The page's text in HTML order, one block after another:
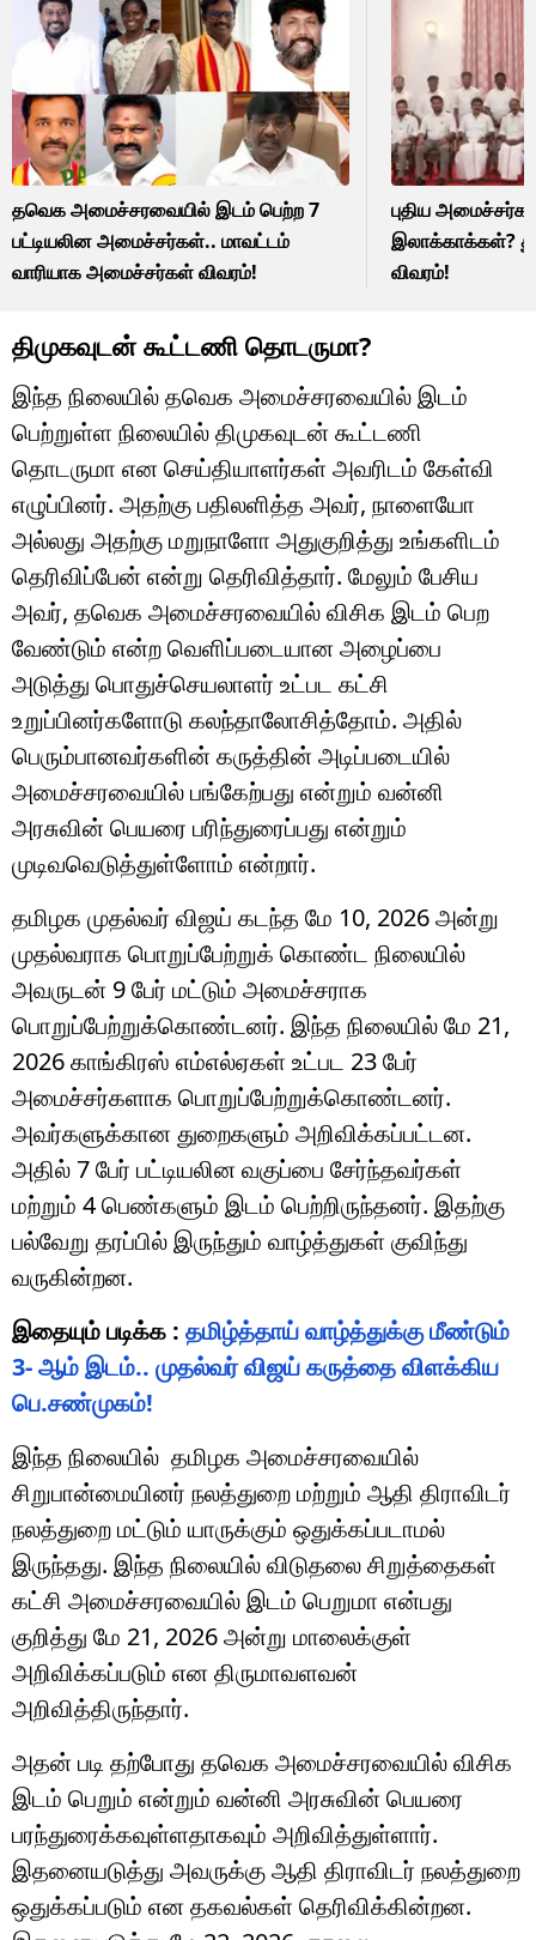
தவெக அமைச்சரவையில் இடம் பெற்ற 7
பட்டியலின அமைச்சர்கள்.. மாவட்டம்
வாரியாக அமைச்சர்கள் விவரம்!
புதிய
இலாக்காக்கள்?
விவரம்!
திமுகவுடன் கூட்டணி தொடருமா?
இந்த நிலையில் தவெக அமைச்சரவையில் இடம்
பெற்றுள்ள நிலையில் திமுகவுடன் கூட்டணி
தொடருமா என செய்தியாளர்கள் அவரிடம் கேள்வி
எழுப்பினர். அதற்கு பதிலளித்த அவர், நாளையோ
அல்லது அதற்கு மறுநாளோ அதுகுறித்து உங்களிடம்
தெரிவிப்பேன் என்று தெரிவித்தார். மேலும் பேசிய
அவர், தவெக அமைச்சரவையில் விசிக இடம் பெற
வேண்டும் என்ற வெளிப்படையான அழைப்பை
அடுத்து பொதுச்செயலாளர் உட்பட கட்சி
உறுப்பினர்களோடு கலந்தாலோசித்தோம். அதில்
பெரும்பானவர்களின் கருத்தின் அடிப்படையில்
அமைச்சரவையில் பங்கேற்பது என்றும் வன்னி
அரசுவின் பெயரை பரிந்துரைப்பது என்றும்
முடிவவெடுத்துள்ளோம் என்றார்.
தமிழக முதல்வர் விஜய் கடந்த மே 10, 2026 அன்று
முதல்வராக பொறுப்பேற்றுக் கொண்ட நிலையில்
அவருடன் 9 பேர் மட்டும் அமைச்சராக
பொறுப்பேற்றுக்கொண்டனர். இந்த நிலையில் மே 21,
2026 காங்கிரஸ் எம்எல்ஏகள் உட்பட 23 பேர்
அமைச்சர்களாக பொறுப்பேற்றுக்கொண்டனர்.
அவர்களுக்கான துறைகளும் அறிவிக்கப்பட்டன.
அதில் 7 பேர் பட்டியலின வகுப்பை சேர்ந்தவர்கள்
மற்றும் 4 பெண்களும் இடம் பெற்றிருந்தனர். இதற்கு
பல்வேறு தரப்பில் இருந்தும் வாழ்த்துகள் குவிந்து
வருகின்றன.
இதையும் படிக்க : தமிழ்த்தாய் வாழ்த்துக்கு மீண்டும்
3- ஆம் இடம்.. முதல்வர் விஜய் கருத்தை விளக்கிய
பெ.சண்முகம்!
இந்த நிலையில் தமிழக அமைச்சரவையில்
சிறுபான்மையினர் நலத்துறை மற்றும் ஆதி திராவிடர்
நலத்துறை மட்டும் யாருக்கும் ஒதுக்கப்படாமல்
இருந்தது. இந்த நிலையில் விடுதலை சிறுத்தைகள்
கட்சி அமைச்சரவையில் இடம் பெறுமா என்பது
குறித்து மே 21, 2026 அன்று மாலைக்குள்
அறிவிக்கப்படும் என திருமாவளவன்
அறிவித்திருந்தார்.
அதன் படி தற்போது தவெக அமைச்சரவையில் விசிக
இடம் பெறும் என்றும் வன்னி அரசுவின் பெயரை
பரந்துரைக்கவுள்ளதாகவும் அறிவித்துள்ளார்.
இதனையடுத்து அவருக்கு ஆதி திராவிடர் நலத்துறை
ஒதுக்கப்படும் என தகவல்கள் தெரிவிக்கின்றன.